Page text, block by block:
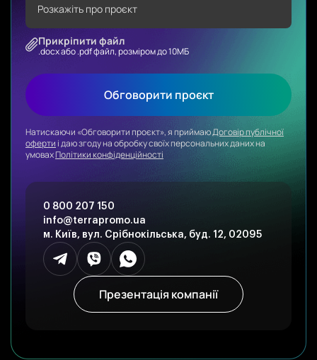
0 800 207 150
info@terrapromo.ua
м. Київ, вул. Срібнокільська, буд. 12, 02095
Презентація компанії
Прикріпити файл
.docx або .pdf файл, розміром до 10МБ
Обговорити проєкт
Натискаючи «Обговорити проєкт», я приймаюДоговір публічної
оферти і даю згоду на обробку своїх персональних даних на
умовахПолітики конфіденційності